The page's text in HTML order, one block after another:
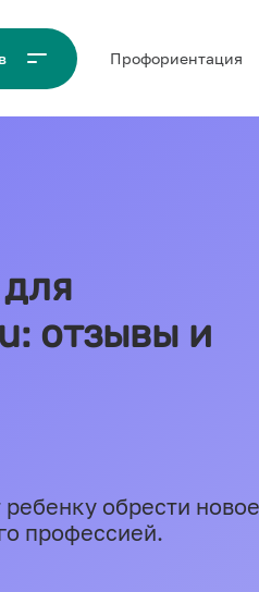
Проф‌ориентация
отзывы и
обрести новое
профессией.